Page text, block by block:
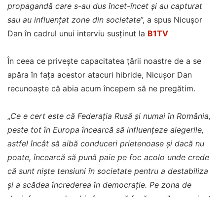
propagandă care s-au dus încet-încet și au capturat
sau au influențat zone din societate”, a spus Nicușor
Dan în cadrul unui interviu susținut la B1TV
În ceea ce privește capacitatea țării noastre de a se
apăra în fața acestor atacuri hibride, Nicușor Dan
recunoaște că abia acum începem să ne pregătim.
„Ce e cert este că Federația Rusă și numai în România,
peste tot în Europa încearcă să influențeze alegerile,
astfel încât să aibă conduceri prietenoase și dacă nu
poate, încearcă să pună paie pe foc acolo unde crede
că sunt niște tensiuni în societate pentru a destabiliza
și a scădea încrederea în democrație. Pe zona de